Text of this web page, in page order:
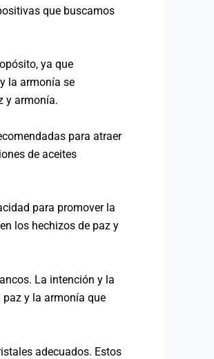
que buscamos
ya que
la armonía se
y armonía.
para atraer
de aceites
para promover la
los hechizos de paz y
La intención y la
paz y la armonía que
adecuados. Estos